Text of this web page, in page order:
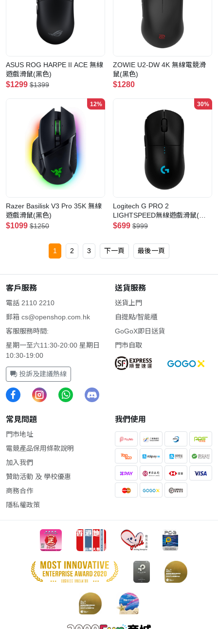
ASUS ROG HARPE II ACE 無線
遊戲滑鼠(黑色)
$1299 $1399
ZOWIE U2-DW 4K 無線電競滑
鼠(黑色)
$1280
12%
Razer Basilisk V3 Pro 35K 無線
遊戲滑鼠(黑色)
$1099 $1250
30%
Logitech G PRO 2
LIGHTSPEED無線遊戲滑鼠(黑
色)
$699 $999
1 2 3 下一頁 最後一頁
客戶服務
電話 2110 2210
郵箱 cs@openshop.com.hk
客服服務時間:
星期一至六11:30-20:00 星期日
10:30-19:00
投訴及建議熱線
送貨服務
送貨上門
自提點/智能櫃
GoGoX即日送貨
門市自取
常見問題
門市地址
電競產品保用條款說明
加入我們
贊助活動 及 學校優惠
商務合作
隱私權政策
我們使用